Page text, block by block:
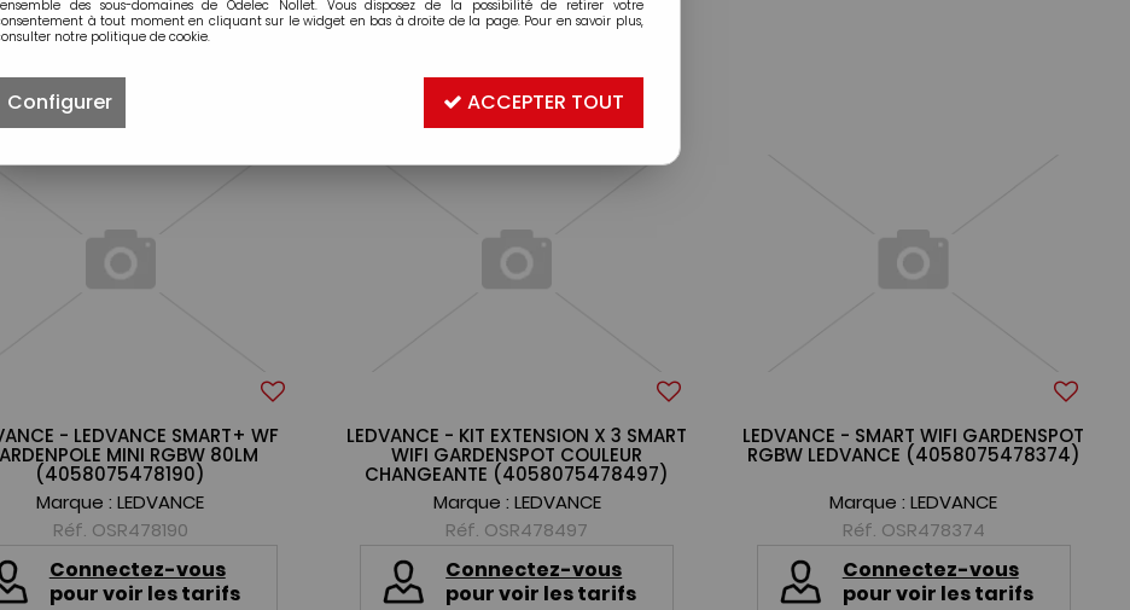
- LEDVANCE SMART+ WF
MINI RGBW 80LM
(4058075478190)
Marque :LEDVANCE
Réf. OSR478190
Connectez-vous
pour voir les tarifs
LEDVANCE - KIT EXTENSION X 3 SMART
WIFI GARDENSPOT COULEUR
CHANGEANTE (4058075478497)
Marque : LEDVANCE
Réf. OSR478497
Connectez-vous
pour voir les tarifs
LEDVANCE - SMART WIFI GARDENSPOT
RGBW LEDVANCE (4058075478374)
Marque :LEDVANCE
Réf. OSR478374
Connectez-vous
pour voir les tarifs
des sous-domaines de Odelec Nollet. Vous disposez de la possibilité de retirer votre
à tout moment en cliquant sur le widget en bas à droite de la page. Pour en savoir plus,
notre politique de cookie.
Configurer ACCEPTER TOUT